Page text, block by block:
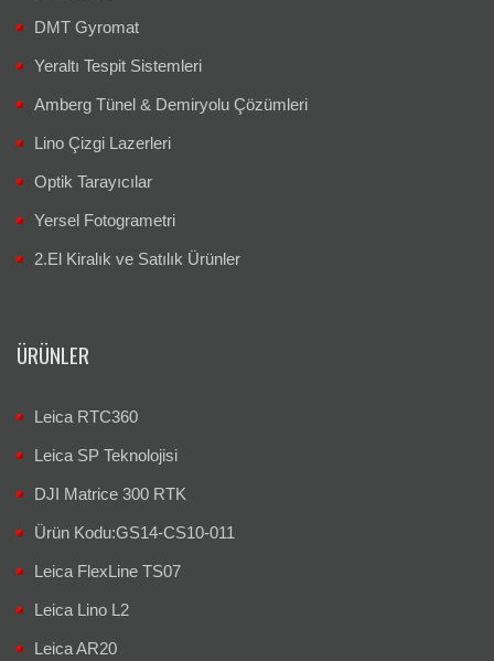
DMT Gyromat
Yeraltı Tespit Sistemleri
Amberg Tünel & Demiryolu Çözümleri
Lino Çizgi Lazerleri
Optik Tarayıcılar
Yersel Fotogrametri
2.El Kiralık ve Satılık Ürünler
ÜRÜNLER
Leica RTC360
Leica SP Teknolojisi
DJI Matrice 300 RTK
Ürün Kodu:GS14-CS10-011
Leica FlexLine TS07
Leica Lino L2
Leica AR20